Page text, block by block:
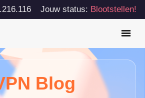
Jouw status: Blootstellen!
Blog